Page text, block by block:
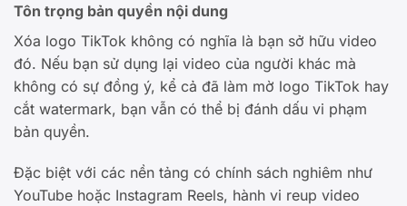
Tôn trọng bản quyền nội dung
Xóa logo TikTok không có nghĩa là bạn sở hữu video
đó. Nếu bạn sử dụng lại video của người khác mà
không có sự đồng ý, kể cả đã làm mờ logo TikTok hay
cắt watermark, bạn vẫn có thể bị đánh dấu vi phạm
bản quyền.
Đặc biệt với các nền tảng có chính sách nghiêm như
YouTube hoặc Instagram Reels, hành vi reup video